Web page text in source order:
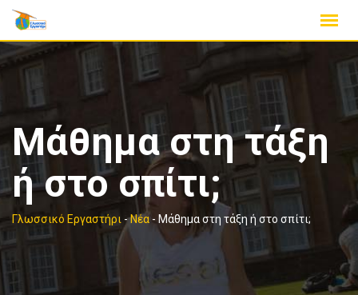
Skip
content
Μάθημα στη τάξη
ή στο σπίτι;
Γλωσσικό Εργαστήρι -Νέα - Μάθημα στη τάξη ή στο σπίτι;